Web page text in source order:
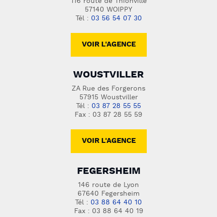
57140 WOIPPY
Tél : 03 56 54 07 30
VOIR L'AGENCE
WOUSTVILLER
ZA Rue des Forgerons
57915 Woustviller
Tél : 03 87 28 55 55
Fax : 03 87 28 55 59
VOIR L'AGENCE
FEGERSHEIM
146 route de Lyon
67640 Fegersheim
Tél : 03 88 64 40 10
Fax : 03 88 64 40 19